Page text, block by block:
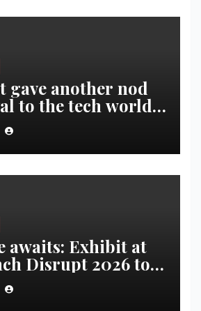
gave another nod
to the tech world |
awaits: Exhibit at
Disrupt 2026 to
thousands |